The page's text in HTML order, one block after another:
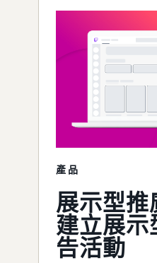
產品
展示型推
建立展示
告活動